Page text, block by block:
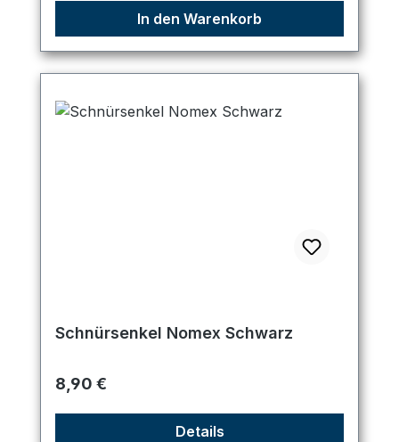
In den Warenkorb
Schnürsenkel Nomex Schwarz
Regulärer Preis:
8,90 €
Details